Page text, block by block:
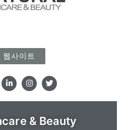
웹사이트
L
i
n
k
d
i
I
n
s
t
g
r
T
w
i
t
e
r
& Beauty